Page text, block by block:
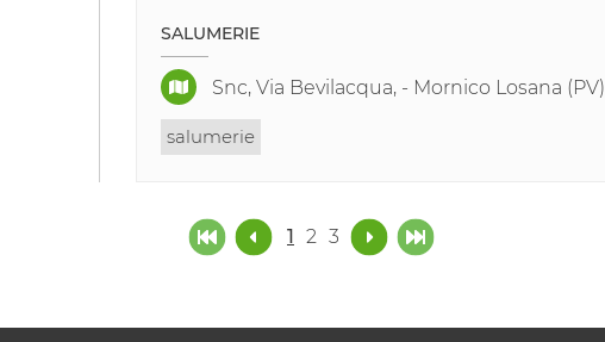
SALUMERIE
Snc, Via Bevilacqua, - Mornico Losana (PV)
salumerie
1 2 3